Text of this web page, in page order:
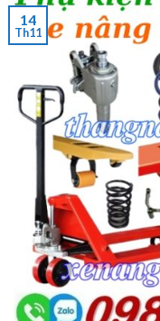
14
Th11